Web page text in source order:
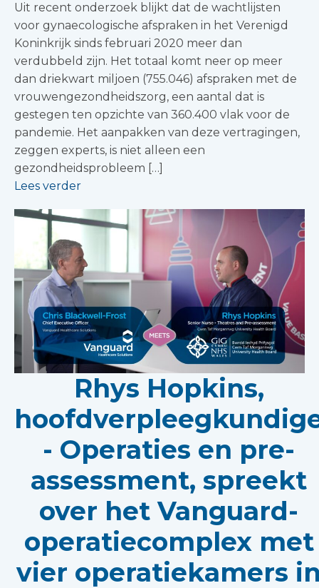
Uit recent onderzoek blijkt dat de wachtlijsten
voor gynaecologische afspraken in het Verenigd
Koninkrijk sinds februari 2020 meer dan
verdubbeld zijn. Het totaal komt neer op meer
dan driekwart miljoen (755.046) afspraken met de
vrouwengezondheidszorg, een aantal dat is
gestegen ten opzichte van 360.400 vlak voor de
pandemie. Het aanpakken van deze vertragingen,
zeggen experts, is niet alleen een
gezondheidsprobleem […]
Lees verder
Rhys Hopkins,
- Operaties en pre-
assessment, spreekt
over het Vanguard-
operatiecomplex met
vier operatiekamers